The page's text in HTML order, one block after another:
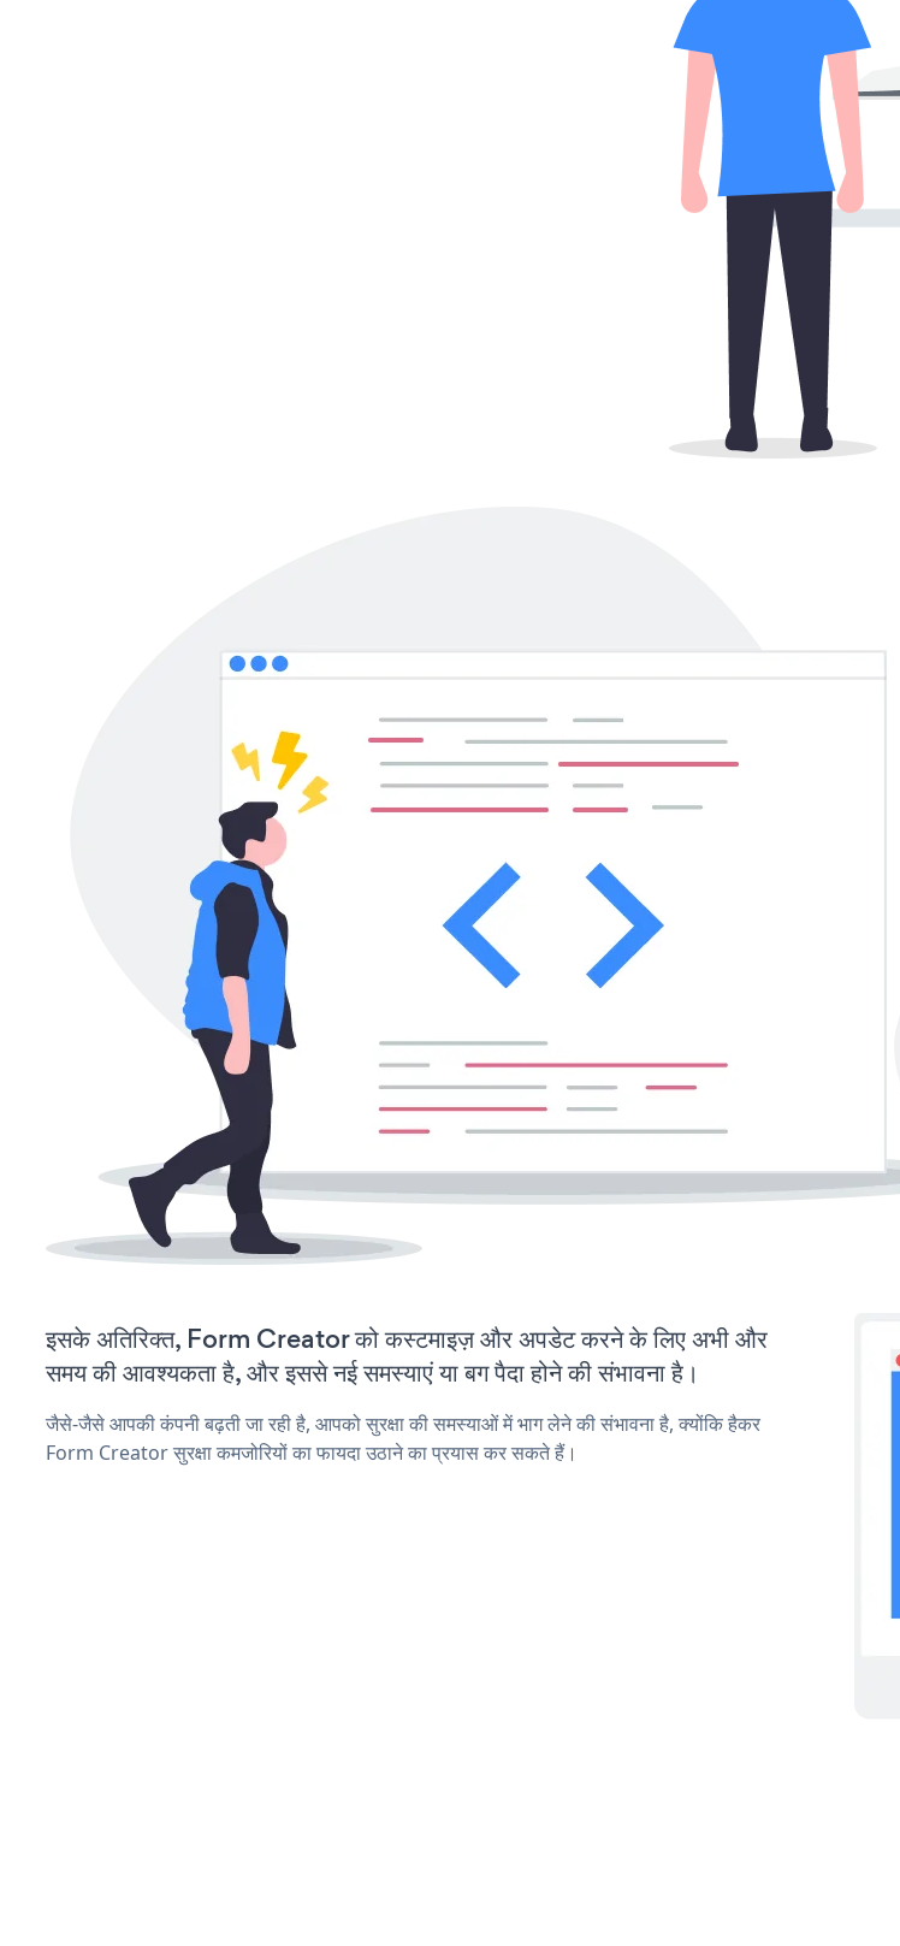
इसके अतिरिक्त, Form Creator को कस्टमाइज़ और अपडेट करने के लिए अभी और
समय की आवश्यकता है, और इससे नई समस्याएं या बग पैदा होने की संभावना है।
जैसे-जैसे आपकी कंपनी बढ़ती जा रही है, आपको सुरक्षा की समस्याओं में भाग लेने की संभावना है, क्योंकि हैकर
Form Creator सुरक्षा कमजोरियों का फायदा उठाने का प्रयास कर सकते हैं।